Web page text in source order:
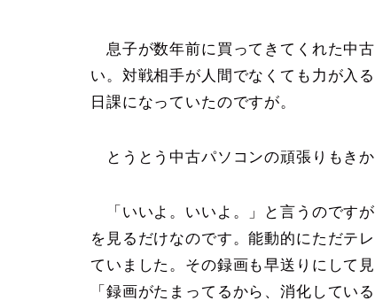
息子が数年前に買ってきてくれた中
い。対戦相手が人間でなくても力が入
日課になっていたのですが。
とうとう中古パソコンの頑張りもき
「いいよ。いいよ。」と言うのです
を見るだけなのです。能動的にただテ
ていました。その録画も早送りにして
「録画がたまってるから、消化してい